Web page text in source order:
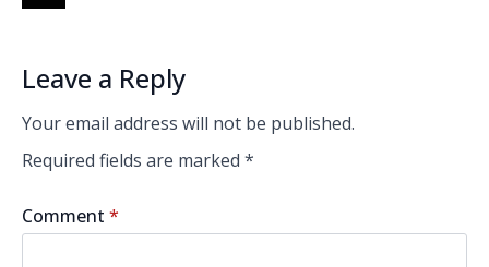
Leave a Reply
Your email address will not be published.
Required fields are marked *
Comment *